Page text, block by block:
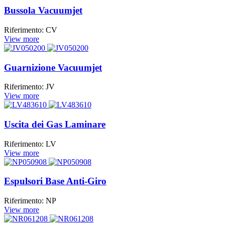
Bussola Vacuumjet
Riferimento: CV
View more
Guarnizione Vacuumjet
Riferimento: JV
View more
Uscita dei Gas Laminare
Riferimento: LV
View more
Espulsori Base Anti-Giro
Riferimento: NP
View more